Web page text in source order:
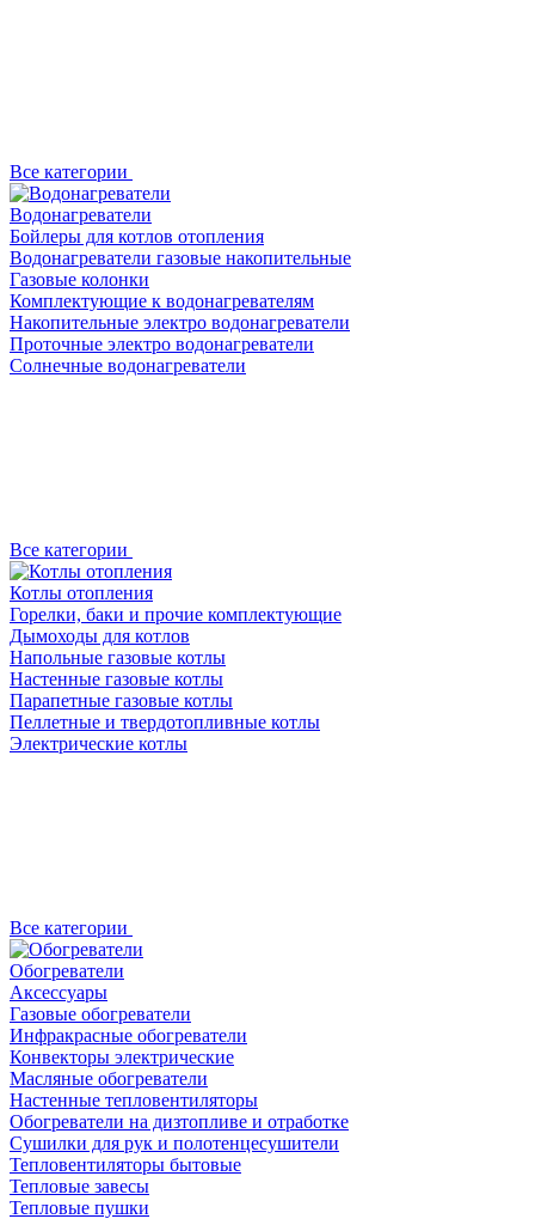
Все категории
Водонагреватели
Бойлеры для котлов отопления
Водонагреватели газовые накопительные
Газовые колонки
Комплектующие к водонагревателям
Накопительные электро водонагреватели
Проточные электро водонагреватели
Солнечные водонагреватели
Все категории
Котлы отопления
Горелки, баки и прочие комплектующие
Дымоходы для котлов
Напольные газовые котлы
Настенные газовые котлы
Парапетные газовые котлы
Пеллетные и твердотопливные котлы
Электрические котлы
Все категории
Обогреватели
Аксессуары
Газовые обогреватели
Инфракрасные обогреватели
Конвекторы электрические
Масляные обогреватели
Настенные тепловентиляторы
Обогреватели на дизтопливе и отработке
Сушилки для рук и полотенцесушители
Тепловентиляторы бытовые
Тепловые завесы
Тепловые пушки